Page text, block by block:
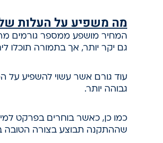
מה משפיע על העלות
המחיר מושפע ממספר גורמים
גם יקר יותר, אך בתמורה תוכלו
עוד גורם אשר עשוי להשפיע על
גבוהה יותר.
כמו כן, כאשר בוחרים בפרקט
שההתקנה תבוצע בצורה הטובה